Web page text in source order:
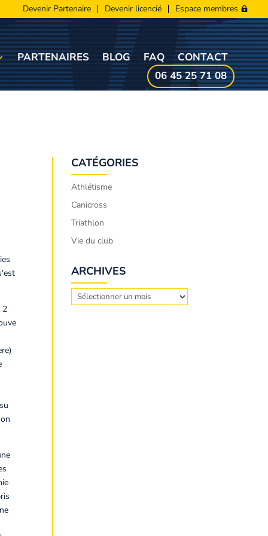
Devenir Partenaire Devenir licencié Espace membres
PARTENAIRES BLOG FAQ
CONTACT
06 45 25 71 08
2
CATÉGORIES
Athlétisme
Canicross
Triathlon
Vie du club
ARCHIVES
Archives